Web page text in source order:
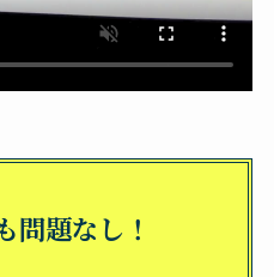
問題なし！